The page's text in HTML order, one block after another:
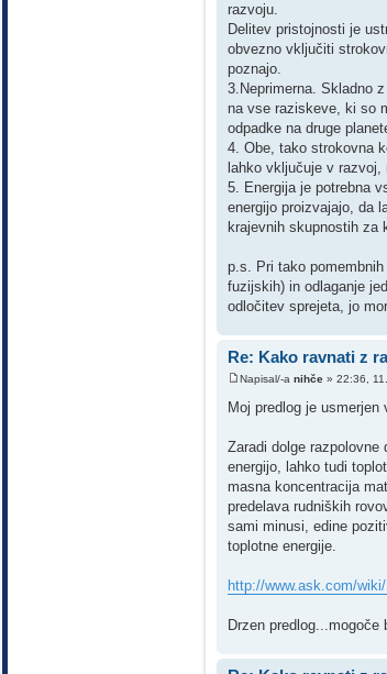
razvoju.
Delitev pristojnosti je
obvezno vključiti
poznajo.
3.Neprimerna. Skladno
na vse raziskeve, ki so
odpadke na druge
4. Obe, tako strokovna
lahko vključuje v
5. Energija je potrebna
energijo proizvajajo, da
krajevnih skupnostih za
p.s. Pri tako
fuzijskih) in odlaganje
odločitev sprejeta, jo
Re: Kako ravnati z
Napisal/-a nihče » 22:36,
Moj predlog je usmerjen
Zaradi dolge
energijo, lahko tudi
masna koncentracija
predelava rudniških
sami minusi, edine
toplotne energije.
http://www.ask.com/
Drzen